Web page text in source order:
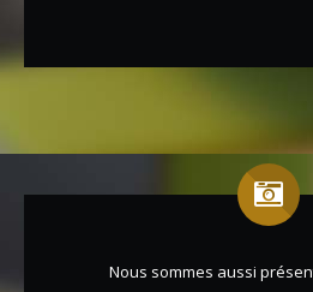
Nous sommes aussi